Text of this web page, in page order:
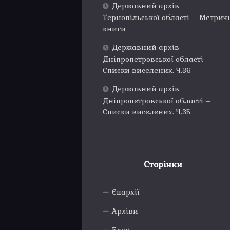
Державний архів
Тернопільської області –
книги
Державний архів
Дніпропетровської області –
Списки виселених. Ч.36
Державний архів
Дніпропетровської області –
Списки виселених. Ч.35
Сторінки
Єпархії
Архіви